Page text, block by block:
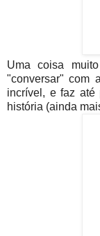
Uma coisa
"conversar" com
incrível, e faz até
história (ainda